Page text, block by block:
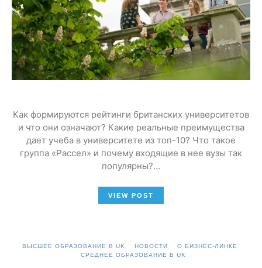
Как формируются рейтинги британских университетов
и что они означают? Какие реальные преимущества
дает учеба в университете из топ-10? Что такое
группа «Рассел» и почему входящие в нее вузы так
популярны?…
VIEW POST
ВЫСШЕЕ ОБРАЗОВАНИЕ В UK НОВОСТИ
О БИЗНЕС-ЛИНКЕ
СРЕДНЕЕ ОБРАЗОВАНИЕ В UK